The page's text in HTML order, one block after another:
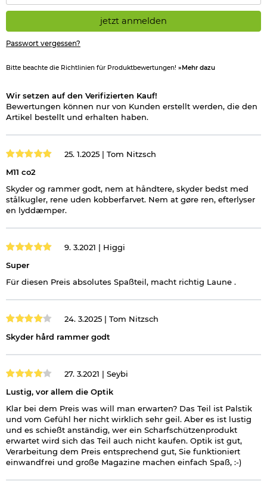
Komplettset: Zum Betrieb werden keine weiteren Teile
Jahren - Dieser Artikel kann nur versendet werden, wenn Sie
Infos anklicken)
Achtung:
Behälter steht unter Druck. Nicht Temperaturen über
50 Grad aussetzen. Kann bei Erwärmung explodieren. Darf
belüfteten Ort aufbewahren. Vor Sonnenbestrahlung schützen.
Nur entleert wegwerfen, keinesfalls ins Feuer.
Gebrauchsanweisung beachten. Rohstoff der Kapsel
wiederverwendbar. Unsachgemäße Verwendung kann
jetzt anmelden
Passwort vergessen?
Bitte beachte die Richtlinien für Produktbewertungen! »Mehr dazu
Wir setzen auf den Verifizierten Kauf!
Bewertungen können nur von Kunden erstellt werden, die den
Artikel bestellt und erhalten haben.
25. 1.2025 | Tom Nitzsch
M11 co2
Skyder og rammer godt, nem at håndtere, skyder bedst med
stålkugler, rene uden kobberfarvet. Nem at gøre ren, efterlyser
en lyddæmper.
9. 3.2021 | Higgi
Super
Für diesen Preis absolutes Spaßteil, macht richtig Laune .
24. 3.2025 | Tom Nitzsch
Skyder hård rammer godt
27. 3.2021 | Seybi
Lustig, vor allem die Optik
Klar bei dem Preis was will man erwarten? Das Teil ist Palstik
und vom Gefühl her nicht wirklich sehr geil. Aber es ist lustig
und es schießt anständig, wer ein Scharfschützenprodukt
erwartet wird sich das Teil auch nicht kaufen. Optik ist gut,
Verarbeitung dem Preis entsprechend gut, Sie funktioniert
einwandfrei und große Magazine machen einfach Spaß, :-)